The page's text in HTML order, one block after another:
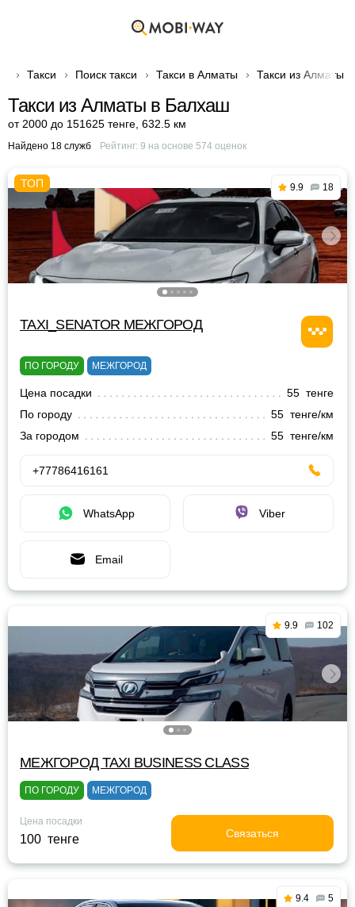
Такси Поиск такси Такси в Алматы Такси из Алматы
Такси из Алматы в Балхаш
от 2000 до 151625 тенге 632.5 км
Найдено 18 служб Рейтинг: 9 на основе 574оценок
9.9 18
TAXI_SENATOR МЕЖГОРОД
ПО ГОРОДУ МЕЖГОРОД
Цена посадки
55 тенге
По городу
55 тенге/км
За городом
55 тенге/км
+77786416161
WhatsApp Viber
Email
9.9 102
МЕЖГОРОД TAXI BUSINESS CLASS
ПО ГОРОДУ МЕЖГОРОД
Цена посадки
100 тенге Связаться
9.4 5